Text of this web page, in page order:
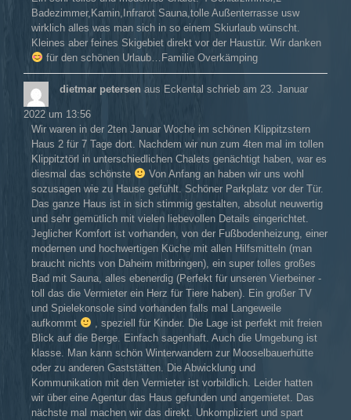
Badezimmer,Kamin,Infrarot Sauna,tolle Außenterrasse usw
wirklich alles was man sich in so einem Skiurlaub wünscht.
Kleines aber feines Skigebiet direkt vor der Haustür. Wir danken
für den schönen Urlaub…Familie Overkämping
dietmar petersen aus Eckental schrieb am 23. Januar
2022 um 13:56
Wir waren in der 2ten Januar Woche im schönen Klippitzstern
Haus 2 für 7 Tage dort. Nachdem wir nun zum 4ten mal im tollen
Klippitztörl in unterschiedlichen Chalets genächtigt haben, war es
diesmal das schönste
Von Anfang an haben wir uns wohl
sozusagen wie zu Hause gefühlt. Schöner Parkplatz vor der Tür.
Das ganze Haus ist in sich stimmig gestalten, absolut neuwertig
und sehr gemütlich mit vielen liebevollen Details eingerichtet.
Jeglicher Komfort ist vorhanden, von der Fußbodenheizung, einer
modernen und hochwertigen Küche mit allen Hilfsmitteln (man
braucht nichts von Daheim mitbringen), ein super tolles großes
Bad mit Sauna, alles ebenerdig (Perfekt für unseren Vierbeiner -
toll das die Vermieter ein Herz für Tiere haben). Ein großer TV
und Spielekonsole sind vorhanden falls mal Langeweile
aufkommt
, speziell für Kinder. Die Lage ist perfekt mit freien
Blick auf die Berge. Einfach sagenhaft. Auch die Umgebung ist
klasse. Man kann schön Winterwandern zur Mooselbauerhütte
oder zu anderen Gaststätten. Die Abwicklung und
Kommunikation mit den Vermieter ist vorbildlich. Leider hatten
wir über eine Agentur das Haus gefunden und angemietet. Das
nächste mal machen wir das direkt. Unkompliziert und spart